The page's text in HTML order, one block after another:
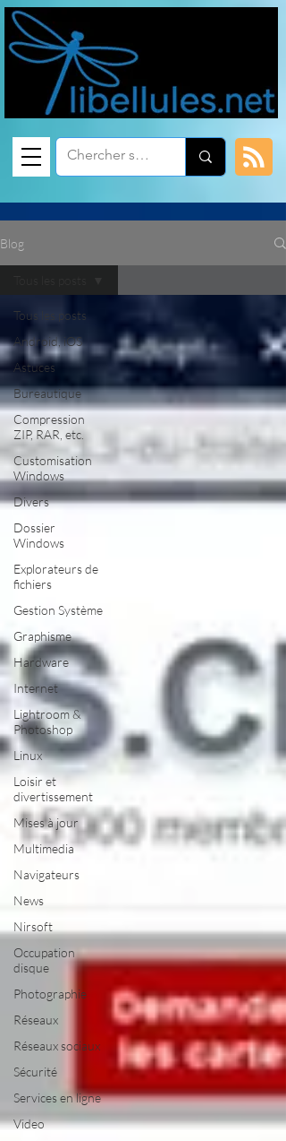
Blog
Tous les posts
Android, iOS
Astuces
Bureautique
Compression
ZIP, RAR, etc.
Customisation
Windows
Divers
Dossier
Windows
Explorateurs de
fichiers
Gestion Système
Graphisme
Hardware
Internet
Lightroom &
Photoshop
Linux
Loisir et
divertissement
Mises à jour
Multimedia
Navigateurs
News
Nirsoft
Occupation
disque
Photographie
Réseaux
Réseaux sociaux
Sécurité
Services en ligne
Video